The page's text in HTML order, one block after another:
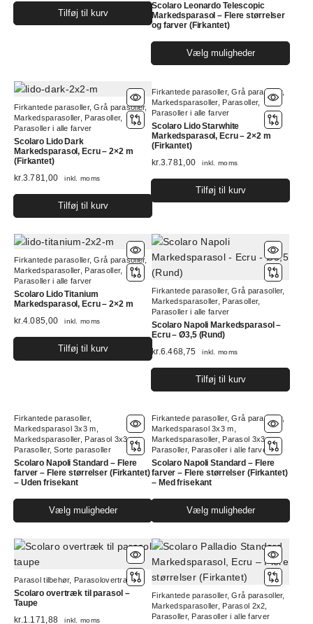
varesiden
Tilføj til kurv
Scolaro Leonardo Telescopic
Markedsparasol – Flere størrelser
og farver (Firkantet)
Vælg muligheder
vare
Firkantede parasoller,Grå parasoller,
Markedsparasoller, Parasoller,
Parasoller i alle farver
Scolaro Lido Dark
Markedsparasol, Ecru – 2×2 m
(Firkantet)
kr.3.781,00 inkl. moms
Tilføj til kurv
Firkantede parasoller,Grå parasoller,
Markedsparasoller, Parasoller,
Parasoller i alle farver
Scolaro Lido Starwhite
Markedsparasol, Ecru – 2×2 m
(Firkantet)
kr.3.781,00 inkl. moms
Tilføj til kurv
Firkantede parasoller,Grå parasoller,
Markedsparasoller, Parasoller,
Parasoller i alle farver
Scolaro Lido Titanium
Markedsparasol, Ecru – 2×2 m
kr.4.085,00 inkl. moms
Tilføj til kurv
Firkantede parasoller,Grå parasoller,
Markedsparasoller, Parasoller,
Parasoller i alle farver
Scolaro Napoli Markedsparasol –
Ecru – Ø3,5 (Rund)
kr.6.468,75 inkl. moms
Tilføj til kurv
Firkantede parasoller,
Markedsparasol 3x3 m
Markedsparasoller, Parasol 3x3,
Parasoller,Sorte parasoller
Scolaro Napoli Standard – Flere
farver – Flere størrelser (Firkantet)
– Uden frisekant
Vælg muligheder
vare
har
flere
varianter.
Mulighederne
kan
vælges
Firkantede parasoller,Grå parasoller,
Markedsparasol 3x3 m
Markedsparasoller, Parasol 3x3,
Parasoller, Parasoller i alle farver
Scolaro Napoli Standard – Flere
farver – Flere størrelser (Firkantet)
– Med frisekant
Vælg muligheder
vare
Parasol tilbehør, Parasolovertræk
Scolaro overtræk til parasol –
Taupe
kr.1.171,88 inkl. moms
Firkantede parasoller,Grå parasoller,
Markedsparasoller, Parasol 2x2
Parasoller, Parasoller i alle farver